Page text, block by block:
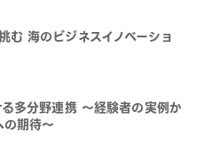
海のビジネスイノベーショ
多分野連携 ～経験者の実例か
期待～